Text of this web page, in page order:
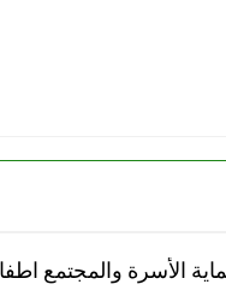
الأسرة والمجتمع اطفاء النت